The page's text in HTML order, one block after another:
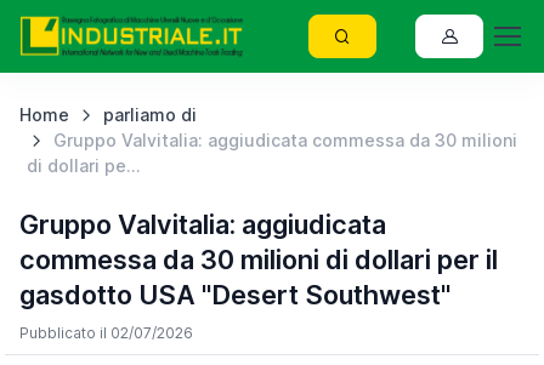
Home
parliamo di
Gruppo Valvitalia: aggiudicata commessa da 30 milioni
di dollari pe...
Gruppo Valvitalia: aggiudicata
commessa da 30 milioni di dollari per il
gasdotto USA "Desert Southwest"
Pubblicato il 02/07/2026